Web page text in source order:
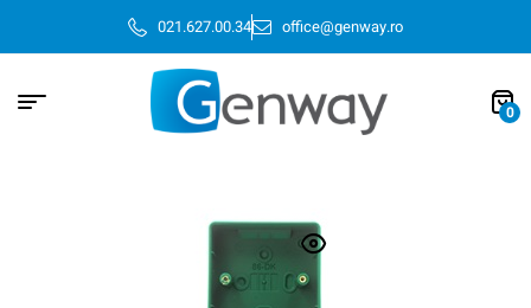
021.627.00.34 office@genway.ro
0